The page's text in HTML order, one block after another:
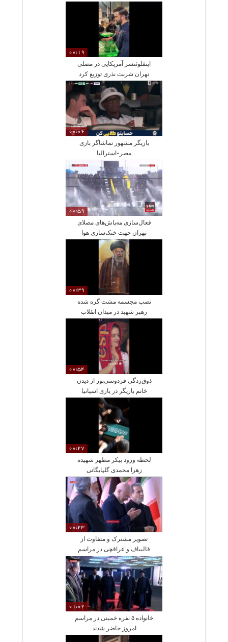
00:19
اینفلوئنسر آمریکایی در مصلی
تهران شربت نذری توزیع کرد
00:06
بازیگر مشهور تماشاگر بازی
مصر-استرالیا
00:59
فعال‌سازی مه‌پاش‌های مصلای
تهران جهت خنک‌سازی هوا
00:39
نصب مجسمه مشت گره شده
رهبر شهید در میدان انقلاب
00:54
ذوق‌زدگی فردوسی‌پور از دیدن
خانم بازیگر در بازی اسپانیا
00:27
لحظه ورود پیکر مطهر شهیده
زهرا محمدی گلپایگانی
00:23
تصویر مشترک و متفاوت از
قالیباف و عراقچی در مراسم
تشییع رهبر انقلاب
01:02
خانواده ۵ نفره خمینی در مراسم
امروز حاضر شدند